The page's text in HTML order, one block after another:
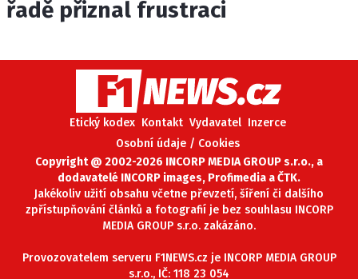
řadě přiznal frustraci
Etický kodex Kontakt Vydavatel Inzerce
Osobní údaje / Cookies
Copyright @ 2002-2026 INCORP MEDIA GROUP s.r.o., a
dodavatelé INCORP images, Profimedia a ČTK.
Jakékoliv užití obsahu včetne převzetí, šíření či dalšího
zpřístupňování článků a fotografií je bez souhlasu INCORP
MEDIA GROUP s.r.o. zakázáno.
Provozovatelem serveru F1NEWS.cz je INCORP MEDIA GROUP
s.r.o., IČ: 118 23 054